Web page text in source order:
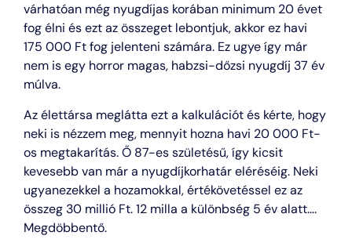
várhatóan még nyugdíjas korában minimum 20 évet
fog élni és ezt az összeget lebontjuk, akkor ez havi
175 000 Ft fog jelenteni számára. Ez ugye így már
nem is egy horror magas, habzsi-dőzsi nyugdíj 37 év
múlva.
Az élettársa meglátta ezt a kalkulációt és kérte, hogy
neki is nézzem meg, mennyit hozna havi 20 000 Ft-
os megtakarítás. Ő 87-es születésű, így kicsit
kevesebb van már a nyugdíjkorhatár eléréséig. Neki
ugyanezekkel a hozamokkal, értékövetéssel ez az
összeg 30 millió Ft. 12 milla a különbség 5 év alatt….
Megdöbbentő.